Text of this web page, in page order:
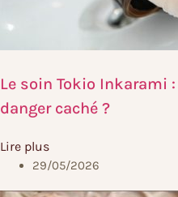
Le soin Tokio Inkarami
danger caché ?
Lire plus
29/05/2026